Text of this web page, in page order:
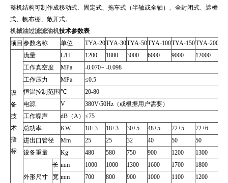
整机结构可制作成移动式、固定式、拖车式（半轴或全轴）、全封闭式、遮檐
式、帆布棚、敞开式。
机械油过滤滤油机技术参数表
项目 参数名称 单位 TYA-20TYA-30TYA-50TYA-100TYA-150TYA-200
设
备
技
术
指
标
流量 L/H 1200 1800 3000 6000 9000 12000
工作真空度
MPa
-0.070~ -0.098
工作压力
MPa
≤0.5
恒温控制范围℃
20-80
电源
V
380V/50Hz（或根据用户需要）
工作噪声
dB（A） ≤75
总功率
KW 18+3 18+3 30+5 48+5 72+5 72+6
进出口管径
Mm 25 25 32 40 50 50
设备重量
Kg 480 580 750 900 1200 1300
外形尺寸
长 mm 1000 1000 1300 1600 1700 1800
宽 mm 700 800 900 1000 1100 1200